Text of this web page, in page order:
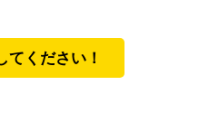
てください！